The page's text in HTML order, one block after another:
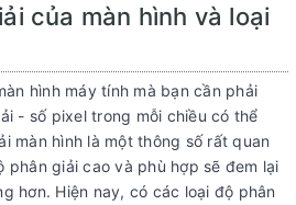
của màn hình và loại
hình máy tính mà bạn cần phải
- số pixel trong mỗi chiều có thể
màn hình là một thông số rất quan
phân giải cao và phù hợp sẽ đem lại
hơn. Hiện nay, có các loại độ phân